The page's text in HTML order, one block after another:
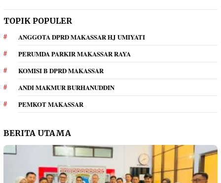
TOPIK POPULER
ANGGOTA DPRD MAKASSAR HJ UMIYATI
PERUMDA PARKIR MAKASSAR RAYA
KOMISI B DPRD MAKASSAR
ANDI MAKMUR BURHANUDDIN
PEMKOT MAKASSAR
BERITA UTAMA